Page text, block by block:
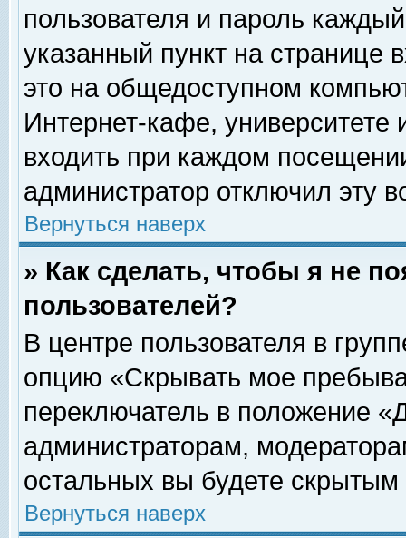
пользователя и пароль
указанный пункт на
это на общедоступном
Интернет-кафе, университете
входить при каждом
администратор отключил эту
Вернуться наверх
» Как сделать, чтобы я не
пользователей?
В центре пользователя в
опцию «Скрывать мое
переключатель в положение
администраторам,
остальных вы будете скрытым
Вернуться наверх